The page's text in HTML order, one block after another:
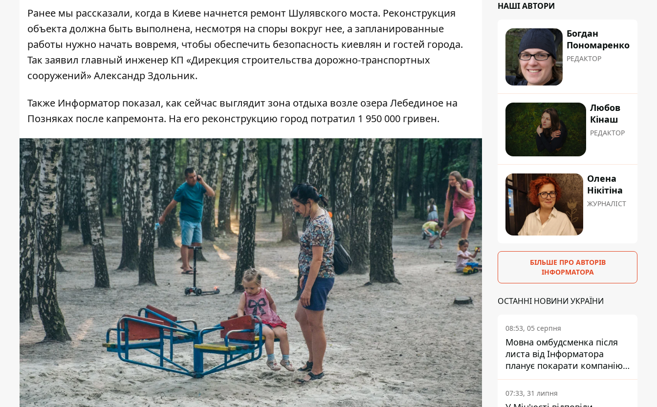
Ранее мы рассказали, когда в Киеве начнется ремонт Шулявского моста. Реконструкция
объекта должна быть выполнена, несмотря на споры вокруг нее, а запланированные
работы нужно начать вовремя, чтобы обеспечить безопасность киевлян и гостей города.
Так заявил главный инженер КП «Дирекция строительства дорожно-транспортных
сооружений» Александр Здольник.
Также Информатор показал, как сейчас выглядит зона отдыха возле озера Лебединое на
Позняках после капремонта. На его реконструкцию город потратил 1 950 000 гривен.
НАШІ АВТОРИ
Богдан
Пономаренко
РЕДАКТОР
Любов
Кінаш
РЕДАКТОР
Олена
Нікітіна
ЖУРНАЛІСТ
БІЛЬШЕ ПРО АВТОРІВ
ІНФОРМАТОРА
ОСТАННІ НОВИНИ УКРАЇНИ
08:53, 05 серпня
Мовна омбудсменка після
листа від Інформатора
планує покарати компанію-
підрядника ПриватБанку
07:33, 31 липня